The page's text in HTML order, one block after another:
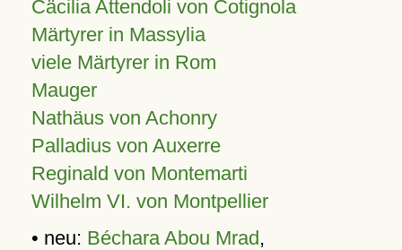
Cäcilia Attendoli von Cotignola
Märtyrer in Massylia
viele Märtyrer in Rom
Mauger
Nathäus von Achonry
Palladius von Auxerre
Reginald von Montemarti
Wilhelm VI. von Montpellier
• neu: Béchara Abou Mrad,